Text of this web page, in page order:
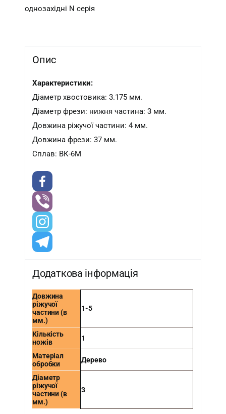
кількість
однозахідні N серія
Опис
Характеристики:
Діаметр хвостовика: 3.175 мм.
Діаметр фрези: нижня частина: 3 мм.
Довжина ріжучої частини: 4 мм.
Довжина фрези: 37 мм.
Сплав: ВК-6М
Додаткова інформація
Довжина
ріжучої
частини (в
мм.)
1-5
Кількість
ножів
1
Матеріал
обробки
Дерево
Діаметр
ріжучої
частини (в
мм.)
3